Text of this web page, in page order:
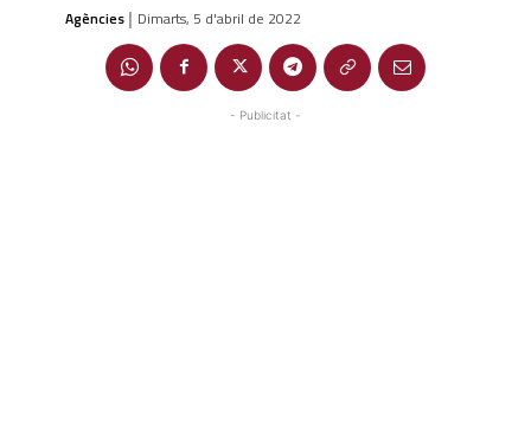
Agències | Dimarts, 5 d'abril de 2022
- Publicitat -